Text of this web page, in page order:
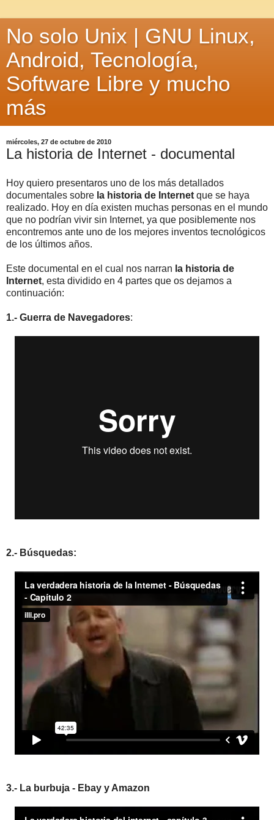
No solo Unix | GNU Linux,
Android, Tecnología,
Software Libre y mucho
más
miércoles, 27 de octubre de 2010
La historia de Internet - documental
Hoy quiero presentaros uno de los más detallados
documentales sobre la historia de Internet que se haya
realizado. Hoy en día existen muchas personas en el mundo
que no podrían vivir sin Internet, ya que posiblemente nos
encontremos ante uno de los mejores inventos tecnológicos
de los últimos años.
Este documental en el cual nos narran la historia de
Internet, esta dividido en 4 partes que os dejamos a
continuación:
1.- Guerra de Navegadores:
2.- Búsquedas:
3.- La burbuja - Ebay y Amazon